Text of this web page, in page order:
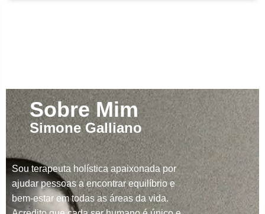
Sobre Mim
Simone Galliano
Sou terapeuta holística apaixonada por
ajudar pessoas a encontrar equilíbrio e
bem-estar em todas as áreas da vida.